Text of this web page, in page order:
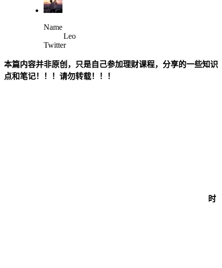
Name
Leo
Twitter
本篇内容并非原创，只是自己参加理财课程，分享的一些知识
点和笔记！！！请勿转载！！！
时